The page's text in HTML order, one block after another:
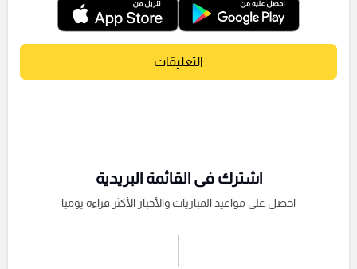
التعليقات
اشترك فى القائمة البريدية
احصل على مواعيد المباريات والأخبار الأكثر قراءة يوميا